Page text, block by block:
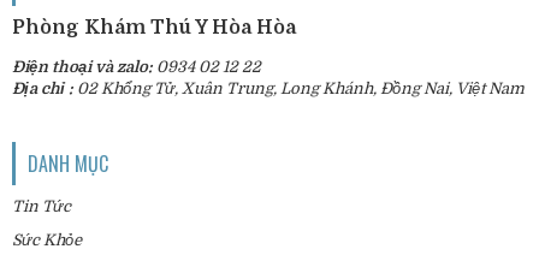
Phòng Khám Thú Y Hòa Hòa
Điện thoại và zalo: 0934 02 12 22
Địa chỉ : 02 Khổng Tử, Xuân Trung, Long Khánh, Đồng Nai, Việt Nam
DANH MỤC
Tin Tức
Sức Khỏe